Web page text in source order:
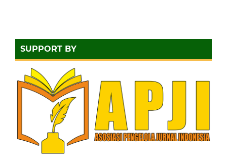
SUPPORT BY